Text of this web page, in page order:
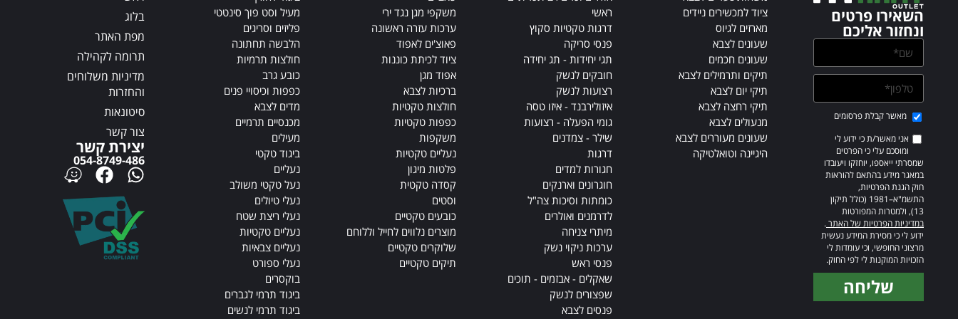
e
:
השאירו פרטים
ונחזור אליכם
מאשר קבלת פרסומים
אני מאשר/ת כי ידוע לי
ומוסכם עלי כי הפרטים
שמסרתי ייאספו, יוחזקו ויעובדו
במאגר מידע בהתאם להוראות
חוק הגנת הפרטיות,
התשמ"א–1981 (כולל תיקון
13), ולמטרות המפורטות
במדיניות הפרטיות של האתר.
ידוע לי כי מסירת המידע נעשית
מרצוני החופשי, וכי עומדות לי
הזכויות המוקנות לי לפי החוק.
שליחה
ציוד למכשירים ניידים
מארזים לגיוס
שעונים לצבא
שעונים חכמים
תיקים ותרמילים לצבא
תיקי יום לצבא
תיקי רחצה לצבא
מנעולים לצבא
שעונים מעוררים לצבא
היגיינה וטואלטיקה
ראשי
דרגות טקטיות סקוץ
פנסי סריקה
תגי יחידות - תג יחידה
חובקים לנשק
רצועות לנשק
איזולירבנד - איזו טסה
גומי הפעלה - רצועות
שילר - צמדנים
דרגות
חגורות למדים
חוגרונים וארנקים
כומתות וסיכות צה"ל
לדרמנים ואולרים
מיתרי צניחה
ערכות ניקוי נשק
פנסי ראש
שאקלים - אבזמים - תוכים
שפצורים לנשק
פנסים לצבא
משקפי מגן נגד ירי
ערכות עזרה ראשונה
פאוצ'ים לאפוד
ציוד לכיתת כוננות
אפוד מגן
ברכיות לצבא
חולצות טקטיות
כפפות טקטיות
משקפות
נעליים טקטיות
פלטות מיגון
קסדה טקטית
וסטים
כובעים טקטיים
מוצרים נלווים לחייל וללוחם
שלוקרים טקטיים
תיקים טקטיים
מעיל וסט פוך סינטטי
פליזים וסריגים
הלבשה תחתונה
חולצות תרמיות
כובע גרב
כפפות וכיסויי פנים
מדים לצבא
מכנסיים תרמיים
מעילים
ביגוד טקטי
נעליים
נעל טקטי משולב
נעלי טיולים
נעלי ריצת שטח
נעליים טקטיות
נעליים צבאיות
נעלי ספורט
בוקסרים
ביגוד תרמי לגברים
ביגוד תרמי לנשים
בלוג
מפת האתר
תרומה לקהילה
מדיניות משלוחים
והחזרות
סיטונאות
צור קשר
יצירת קשר
054-8749-486